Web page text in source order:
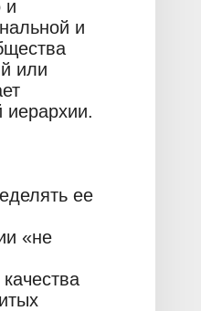
и
и
или
иерархии.
ее
«не